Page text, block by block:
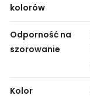
kolorów
Odporność na
szorowanie
Kolor